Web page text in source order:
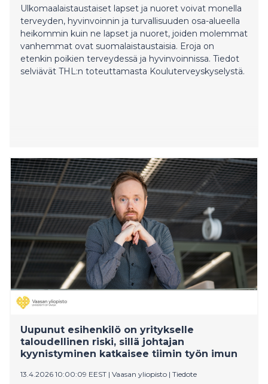
Ulkomaalaistaustaiset lapset ja nuoret voivat monella
terveyden, hyvinvoinnin ja turvallisuuden osa-alueella
heikommin kuin ne lapset ja nuoret, joiden molemmat
vanhemmat ovat suomalaistaustaisia. Eroja on
etenkin poikien terveydessä ja hyvinvoinnissa. Tiedot
selviävät THL:n toteuttamasta Kouluterveyskyselystä.
Uupunut esihenkilö on yritykselle
taloudellinen riski, sillä johtajan
kyynistyminen katkaisee tiimin työn imun
13.4.2026 10:00:09 EEST | Vaasan yliopisto | Tiedote